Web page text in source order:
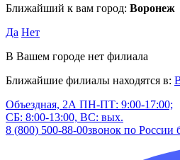
Ближайший к вам город: Воронеж
Да Нет
В Вашем городе нет филиала
Ближайшие филиалы находятся в:
Объездная, 2А ПН-ПТ: 9:00-17:00;
СБ: 8:00-13:00, ВС: вых.
8 (800) 500-88-00звонок по России